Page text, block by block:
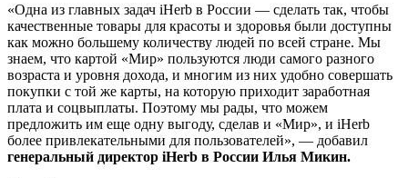
«Одна из главных задач iHerb в России — сделать так, чтобы
качественные товары для красоты и здоровья были доступны
как можно большему количеству людей по всей стране. Мы
знаем, что картой «Мир» пользуются люди самого разного
возраста и уровня дохода, и многим из них удобно совершать
покупки с той же карты, на которую приходит заработная
плата и соцвыплаты. Поэтому мы рады, что можем
предложить им еще одну выгоду, сделав и «Мир», и iHerb
более привлекательными для пользователей», — добавил
генеральный директор iHerb в России Илья Микин.